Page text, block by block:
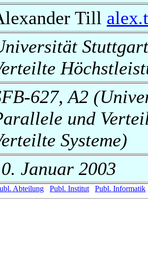
Till
627, A2
und
Systeme)
Januar 2003
Abteilung Publ. Institut Publ. Informatik